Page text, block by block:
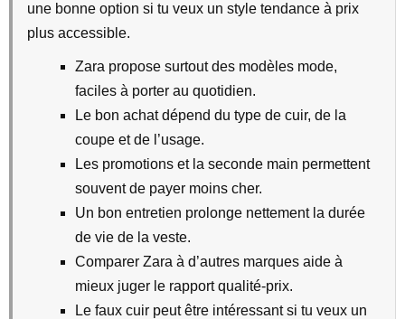
une bonne option si tu veux un style tendance à prix
plus accessible.
Zara propose surtout des modèles mode,
faciles à porter au quotidien.
Le bon achat dépend du type de cuir, de la
coupe et de l’usage.
Les promotions et la seconde main permettent
souvent de payer moins cher.
Un bon entretien prolonge nettement la durée
de vie de la veste.
Comparer Zara à d’autres marques aide à
mieux juger le rapport qualité-prix.
Le faux cuir peut être intéressant si tu veux un